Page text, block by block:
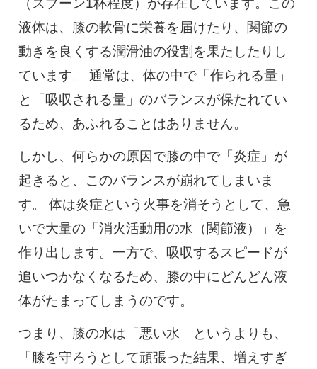
（スプーン1杯程度）が存在しています。この
液体は、膝の軟骨に栄養を届けたり、関節の
動きを良くする潤滑油の役割を果たしたりし
ています。 通常は、体の中で「作られる量」
と「吸収される量」のバランスが保たれてい
るため、あふれることはありません。
しかし、何らかの原因で膝の中で「炎症」が
起きると、このバランスが崩れてしまいま
す。 体は炎症という火事を消そうとして、急
いで大量の「消火活動用の水（関節液）」を
作り出します。一方で、吸収するスピードが
追いつかなくなるため、膝の中にどんどん液
体がたまってしまうのです。
つまり、膝の水は「悪い水」というよりも、
「膝を守ろうとして頑張った結果、増えすぎ